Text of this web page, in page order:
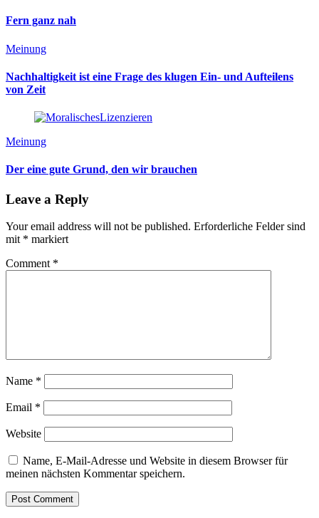
Fern ganz nah
Meinung
Nachhaltigkeit ist eine Frage des klugen Ein- und Aufteilens
von Zeit
Meinung
Der eine gute Grund, den wir brauchen
Leave a Reply
Your email address will not be published. Erforderliche Felder sind
mit * markiert
Comment *
Name *
Email *
Website
Name, E-Mail-Adresse und Website in diesem Browser für
meinen nächsten Kommentar speichern.